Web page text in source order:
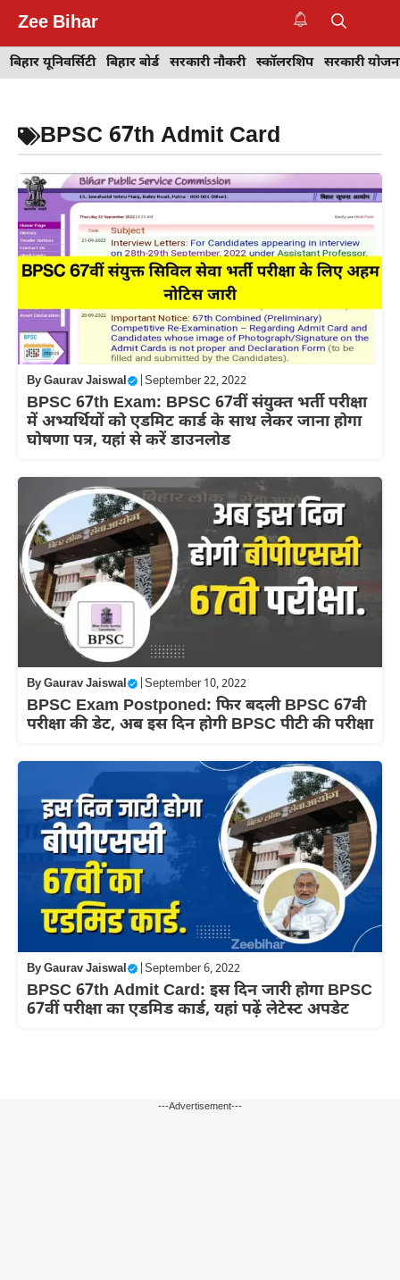
content
Zee Bihar
बिहार यूनिवर्सिटी बिहार बोर्ड सरकारी नौकरी स्कॉलरशिप सरकारी
BPSC 67th Admit Card
ByGaurav Jaiswal September 22, 2022
BPSC 67th Exam: BPSC 67वीं संयुक्त भर्ती परीक्षा
में अभ्यर्थियों को एडमिट कार्ड के साथ लेकर जाना होगा
घोषणा पत्र, यहां से करें डाउनलोड
ByGaurav Jaiswal September 10, 2022
BPSC Exam Postponed: फिर बदली BPSC 67वी
परीक्षा की डेट, अब इस दिन होगी BPSC पीटी की परीक्षा
ByGaurav Jaiswal September 6, 2022
BPSC 67th Admit Card: इस दिन जारी होगा BPSC
67वीं परीक्षा का एडमिड कार्ड, यहां पढ़ें लेटेस्ट अपडेट
---Advertisement---